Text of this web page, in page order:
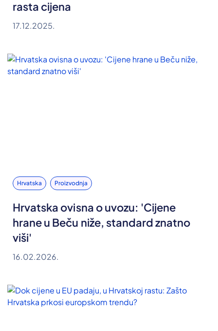
rasta cijena
17.12.2025.
Hrvatska Proizvodnja
Hrvatska ovisna o uvozu: 'Cijene
hrane u Beču niže, standard znatno
viši'
16.02.2026.